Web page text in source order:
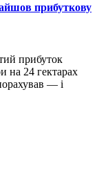
прибуткову
прибуток
на 24 гектарах
— і